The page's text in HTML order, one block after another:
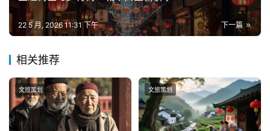
下一篇
22 5 月, 2026 11:31 下午
相关推荐
文旅策划 文旅策划